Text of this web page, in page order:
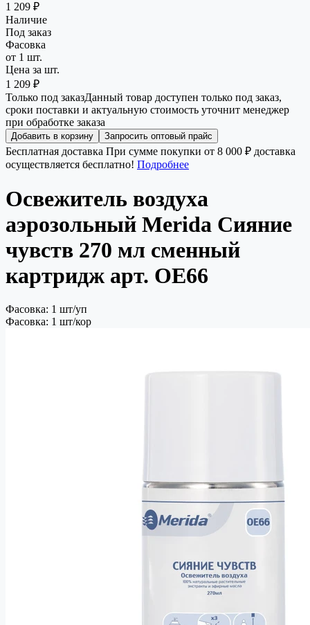
1 209 ₽
Наличие
Под заказ
Фасовка
от 1 шт.
Цена за шт.
1 209 ₽
Только под заказДанный товар доступен только под заказ,
сроки поставки и актуальную стоимость уточнит менеджер
при обработке заказа
Добавить в корзину Запросить оптовый прайс
Бесплатная доставка При сумме покупки от 8 000 ₽ доставка
осуществляется бесплатно! Подробнее
Освежитель воздуха
аэрозольный Merida Сияние
чувств 270 мл сменный
картридж арт. OE66
Фасовка: 1 шт/уп
Фасовка: 1 шт/кор